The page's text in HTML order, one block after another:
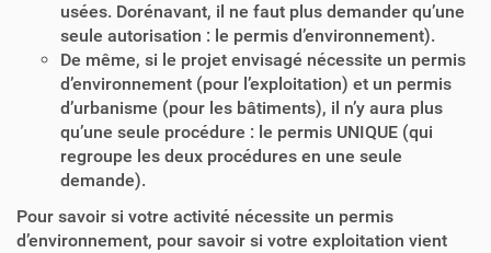
usées. Dorénavant, il ne faut plus demander qu’une
seule autorisation : le permis d’environnement).
De même, si le projet envisagé nécessite un permis
d’environnement (pour l’exploitation) et un permis
d’urbanisme (pour les bâtiments), il n’y aura plus
qu’une seule procédure : le permis UNIQUE (qui
regroupe les deux procédures en une seule
demande).
Pour savoir si votre activité nécessite un permis
d’environnement, pour savoir si votre exploitation vient